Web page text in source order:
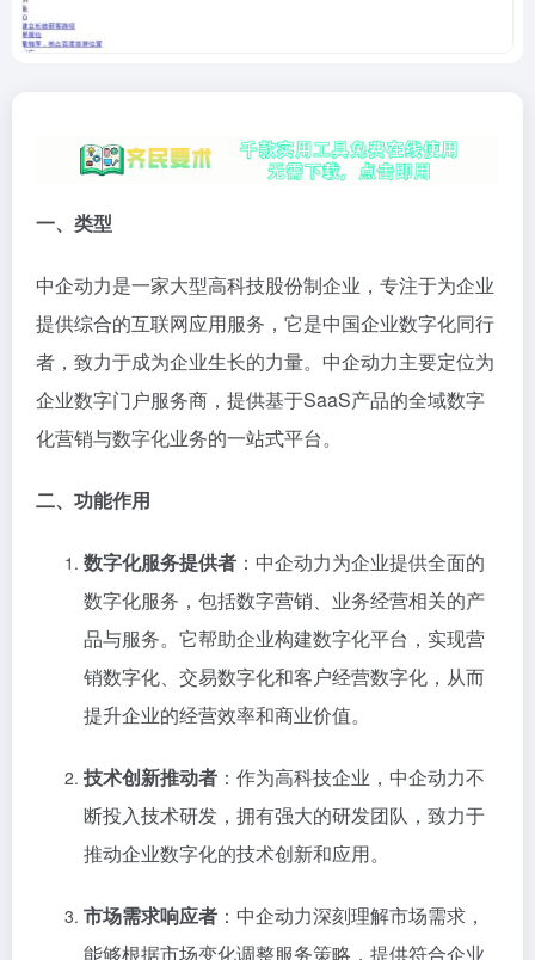
一、类型
中企动力是一家大型高科技股份制企业，专注于为企业
提供综合的互联网应用服务，它是中国企业数字化同行
者，致力于成为企业生长的力量。中企动力主要定位为
企业数字门户服务商，提供基于SaaS产品的全域数字
化营销与数字化业务的一站式平台。
二、功能作用
数字化服务提供者 ：中企动力为企业提供全面的
数字化服务，包括数字营销、业务经营相关的产
品与服务。它帮助企业构建数字化平台，实现营
销数字化、交易数字化和客户经营数字化，从而
提升企业的经营效率和商业价值。
技术创新推动者 ：作为高科技企业，中企动力不
断投入技术研发，拥有强大的研发团队，致力于
推动企业数字化的技术创新和应用。
市场需求响应者 ：中企动力深刻理解市场需求，
能够根据市场变化调整服务策略，提供符合企业